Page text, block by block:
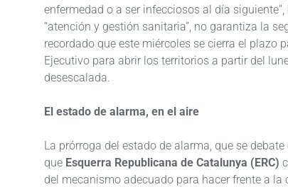
enfermedad o a ser infecciosos al día
“atención y gestión sanitaria”, no garantiza la
recordado que este miércoles se cierra el plazo
Ejecutivo para abrir los territorios a partir del
desescalada.
El estado de alarma, en el aire
La prórroga del estado de alarma, que se
que Esquerra Republicana de Catalunya (ERC)
del mecanismo adecuado para hacer frente a